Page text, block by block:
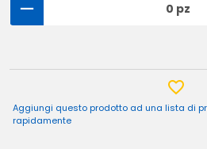
0 pz
Aggiungi questo prodotto ad una lista di
rapidamente